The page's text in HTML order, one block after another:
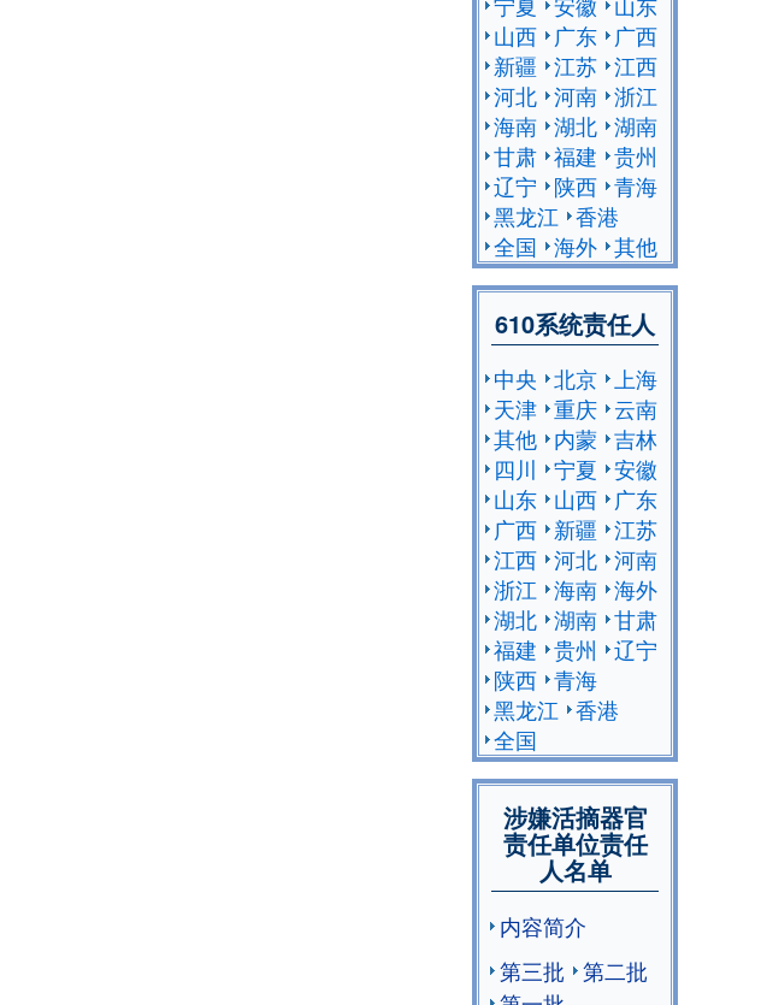
山西
广东
广西
新疆 江苏 江西
河北 河南 浙江
海南 湖北 湖南
甘肃 福建 贵州
辽宁
陕西 青海
黑龙江 香港
全国 海外 其他
610系统责任人
中央 北京
上海
天津 重庆 云南
其他 内蒙 吉林
四川
宁夏 安徽
山东 山西
广东
广西 新疆 江苏
江西 河北 河南
浙江 海南 海外
湖北 湖南 甘肃
福建 贵州
辽宁
陕西 青海
黑龙江 香港
全国
涉嫌活摘器官
责任单位责任
人名单
内容简介
第三批
第二批